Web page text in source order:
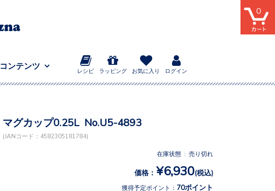
コンテンツ
レシピ ラッピング お気に入り ログイン
0
マグカップ0.25L No.U5-4893
(JANコード：4582305181784)
在庫状態 : 売り切れ
価格： ¥6,930(税込)
獲得予定ポイント： 70ポイント